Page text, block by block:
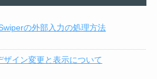
の外部入力の処理方法
イン変更と表示について